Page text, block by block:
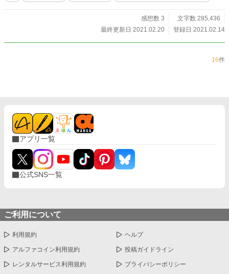
感想数 3
文字数 285,436
最終更新日 2021.02.20
登録日 2021.02.14
16件
アプリ一覧
公式SNS一覧
ご利用について
利用規約 ヘルプ
アルファコイン利用規約 投稿ガイドライン
レンタルサービス利用規約 プライバシーポリシー